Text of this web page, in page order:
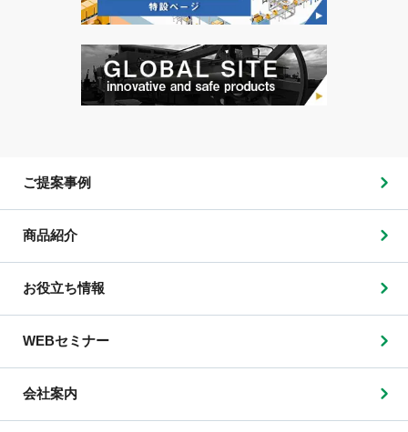
ご提案事例
商品紹介
お役立ち情報
WEBセミナー
会社案内